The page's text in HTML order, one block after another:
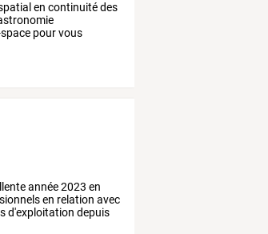
en continuitédes
pourvous
année2023 en
en relation avec
d'exploitation depuis